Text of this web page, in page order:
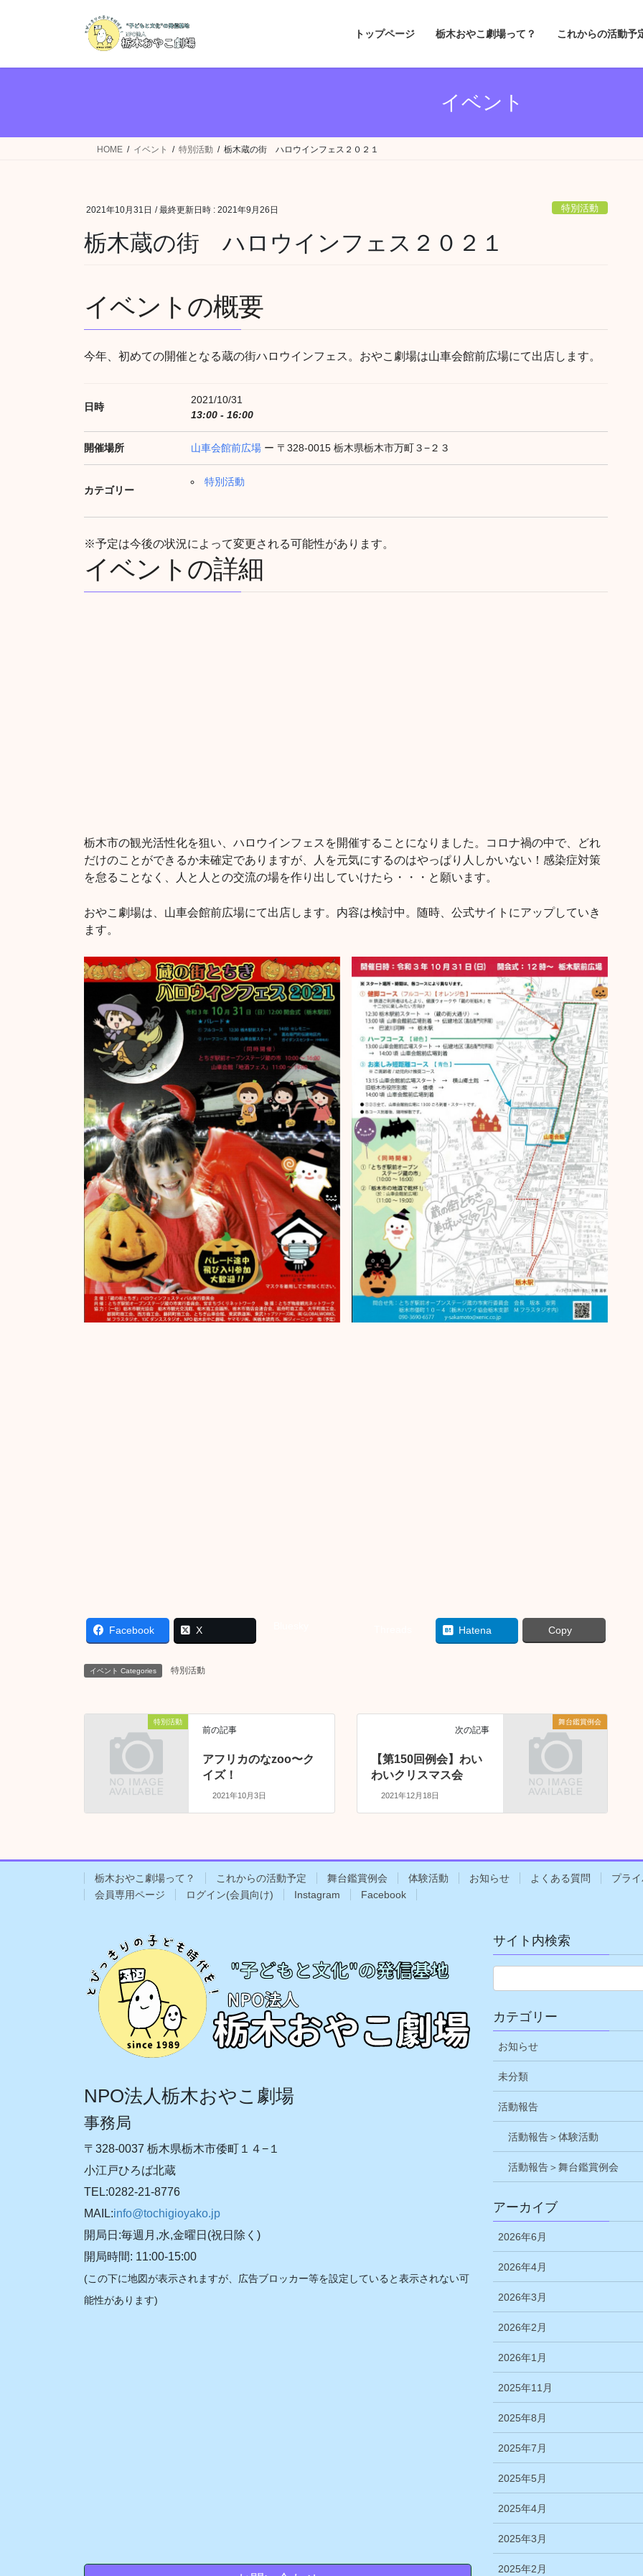
トップページ 栃木おやこ劇場って？ これからの活動予
イベント
HOME イベント 特別活動 栃木蔵の街 ハロウインフェス２０２１
2021年10月31日 / 最終更新日時 : 2021年9月26日 特別活動
栃木蔵の街 ハロウインフェス２０２１
イベントの概要
今年、初めての開催となる蔵の街ハロウインフェス。おやこ劇場は山車会館前広場にて出店します。
日時
2021/10/31
13:00 - 16:00
開催場所 山車会館前広場 ー 〒328-0015 栃木県栃木市万町３−２３
カテゴリー
特別活動
※予定は今後の状況によって変更される可能性があります。
イベントの詳細
栃木市の観光活性化を狙い、ハロウインフェスを開催することになりました。コロナ禍の中で、どれ
だけのことができるか未確定でありますが、人を元気にするのはやっぱり人しかいない！感染症対策
を怠ることなく、人と人との交流の場を作り出していけたら・・・と願います。
おやこ劇場は、山車会館前広場にて出店します。内容は検討中。随時、公式サイトにアップしていき
ます。
Facebook X Hatena Copy
イベント Categories 特別活動
特別活動
前の記事
アフリカのなzoo〜ク
イズ！
2021年10月3日
舞台鑑賞例会
次の記事
【第150回例会】わい
わいクリスマス会
2021年12月18日
栃木おやこ劇場って？ これからの活動予定 舞台鑑賞例会 体験活動 お知らせ よくある質問 プラ
会員専用ページ
ログイン(会員向け) Instagram Facebook
NPO法人栃木おやこ劇場
事務局
〒328-0037 栃木県栃木市倭町１４−１
小江戸ひろば北蔵
TEL:0282-21-8776
MAIL:info@tochigioyako.jp
開局日:毎週月,水,金曜日(祝日除く)
開局時間: 11:00-15:00
(この下に地図が表示されますが、広告ブロッカー等を設定していると表示されない可
能性があります)
サイト内検索
カテゴリー
お知らせ
未分類
活動報告
活動報告＞体験活動
活動報告＞舞台鑑賞例会
アーカイブ
2026年6月
2026年4月
2026年3月
2026年2月
2026年1月
2025年11月
2025年8月
2025年7月
2025年5月
2025年4月
2025年3月
2025年2月